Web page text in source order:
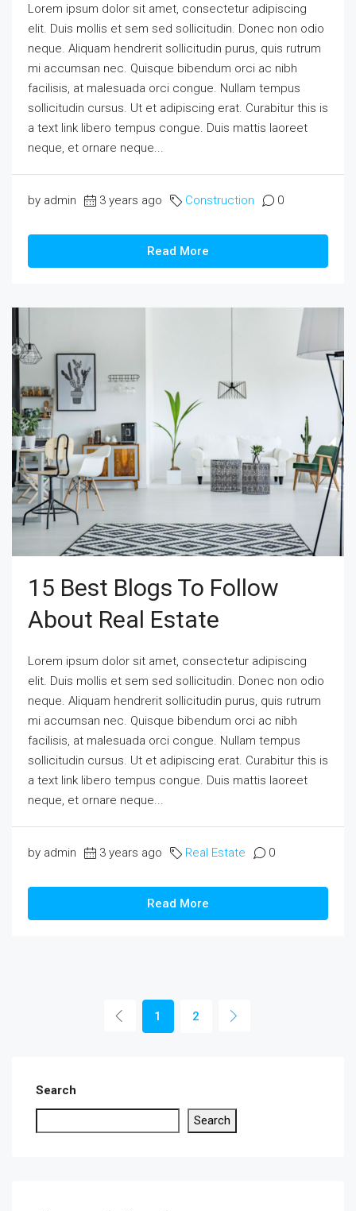
Lorem ipsum dolor sit amet, consectetur adipiscing
elit. Duis mollis et sem sed sollicitudin. Donec non odio
neque. Aliquam hendrerit sollicitudin purus, quis rutrum
mi accumsan nec. Quisque bibendum orci ac nibh
facilisis, at malesuada orci congue. Nullam tempus
sollicitudin cursus. Ut et adipiscing erat. Curabitur this is
a text link libero tempus congue. Duis mattis laoreet
neque, et ornare neque...
by admin 3 years ago Construction 0
Read More
15 Best Blogs To Follow
About Real Estate
Lorem ipsum dolor sit amet, consectetur adipiscing
elit. Duis mollis et sem sed sollicitudin. Donec non odio
neque. Aliquam hendrerit sollicitudin purus, quis rutrum
mi accumsan nec. Quisque bibendum orci ac nibh
facilisis, at malesuada orci congue. Nullam tempus
sollicitudin cursus. Ut et adipiscing erat. Curabitur this is
a text link libero tempus congue. Duis mattis laoreet
neque, et ornare neque...
by admin 3 years ago Real Estate 0
Read More
1 2
Search
Search